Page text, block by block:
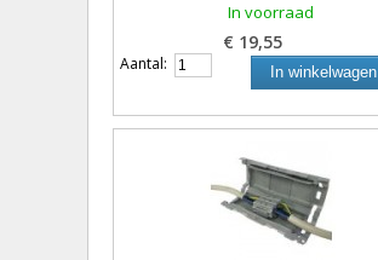
In voorraad
€ 19,55
Aantal: In winkelwagen